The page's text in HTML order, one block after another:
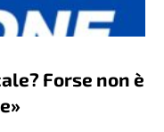
Forse non è